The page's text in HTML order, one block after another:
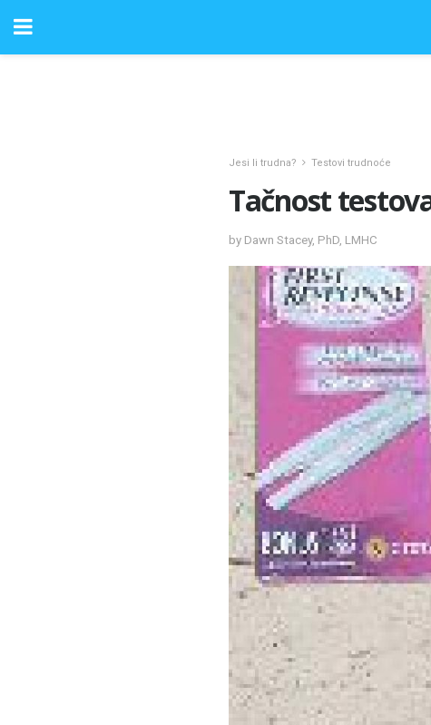
Jesi li trudna? Testovi trudnoće
Tačnost
by Dawn Stacey, PhD, LMHC